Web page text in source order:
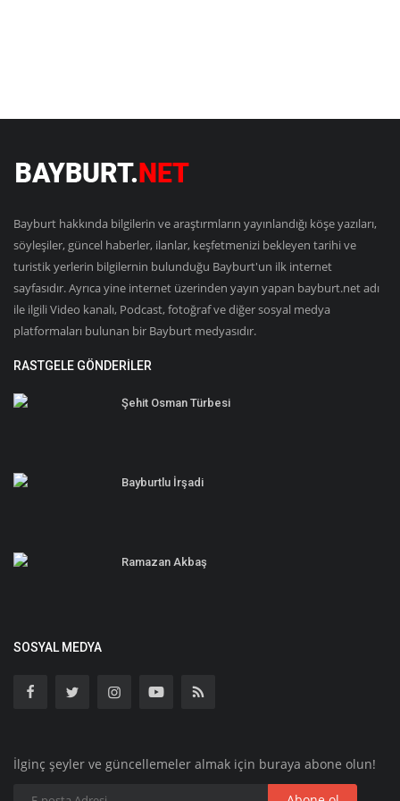
Bayburt hakkında bilgilerin ve araştırmların yayınlandığı köşe yazıları,
söyleşiler, güncel haberler, ilanlar, keşfetmenizi bekleyen tarihi ve
turistik yerlerin bilgilernin bulunduğu Bayburt'un ilk internet
sayfasıdır. Ayrıca yine internet üzerinden yayın yapan bayburt.net adı
ile ilgili Video kanalı, Podcast, fotoğraf ve diğer sosyal medya
platformaları bulunan bir Bayburt medyasıdır.
RASTGELE GÖNDERILER
Şehit Osman Türbesi
Bayburtlu İrşadi
Ramazan Akbaş
SOSYAL MEDYA
İlginç şeyler ve güncellemeler almak için buraya abone olun!